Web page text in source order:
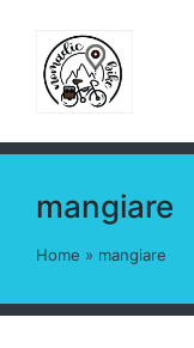
mangiare
Home » mangiare